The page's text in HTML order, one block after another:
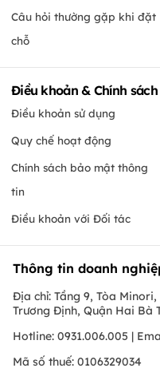
Câu hỏi thường gặp khi đặt
chỗ
Điều khoản & Chính sách
Điều khoản sử dụng
Quy chế hoạt động
Chính sách bảo mật thông
tin
Điều khoản với Đối tác
Thông tin doanh
Địa chỉ: Tầng 9, Tòa
Trương Định, Quận Hai Bà
Hotline: 0931.006.005 |
Mã số thuế: 0106329034